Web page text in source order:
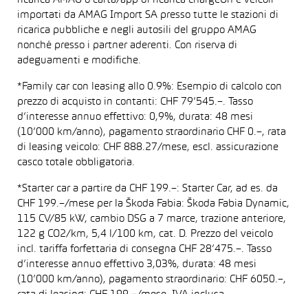
importati da AMAG Import SA presso tutte le stazioni di
ricarica pubbliche e negli autosili del gruppo AMAG
nonché presso i partner aderenti. Con riserva di
adeguamenti e modifiche.
*Family car con leasing allo 0.9%: Esempio di calcolo con
prezzo di acquisto in contanti: CHF 79’545.–. Tasso
d’interesse annuo effettivo: 0,9%, durata: 48 mesi
(10’000 km/anno), pagamento straordinario CHF 0.–, rata
di leasing veicolo: CHF 888.27/mese, escl. assicurazione
casco totale obbligatoria.
*Starter car a partire da CHF 199.–: Starter Car, ad es. da
CHF 199.–/mese per la Škoda Fabia: Škoda Fabia Dynamic,
115 CV/85 kW, cambio DSG a 7 marce, trazione anteriore,
122 g CO2/km, 5,4 l/100 km, cat. D. Prezzo del veicolo
incl. tariffa forfettaria di consegna CHF 28’475.–. Tasso
d’interesse annuo effettivo 3,03%, durata: 48 mesi
(10’000 km/anno), pagamento straordinario: CHF 6050.–,